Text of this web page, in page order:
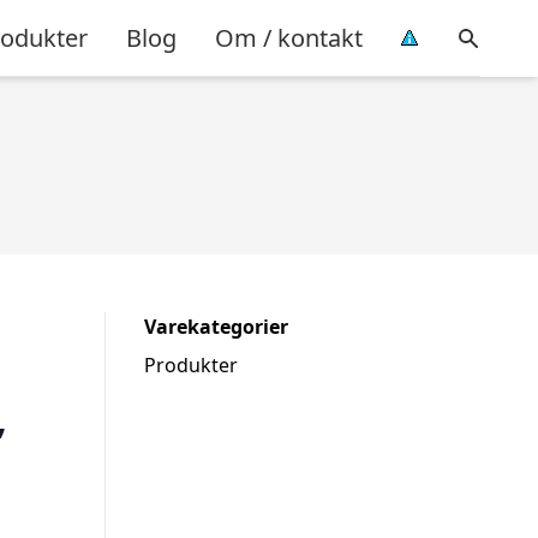
Blog Om / kontakt
Varekategorier
Produkter